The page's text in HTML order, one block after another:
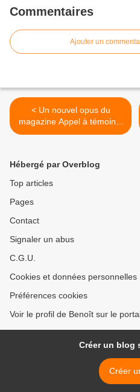
Commentaires
Ajouter un
< Un nouvel opus du
magazine Appel à témoins,
ce soir à 21h10 sur M6
Hébergé par Overblog
Top articles
Pages
Contact
Signaler un abus
C.G.U.
Cookies et données personnelles
Préférences cookies
Voir le profil de Benoît sur le
Créer un blog
Créer